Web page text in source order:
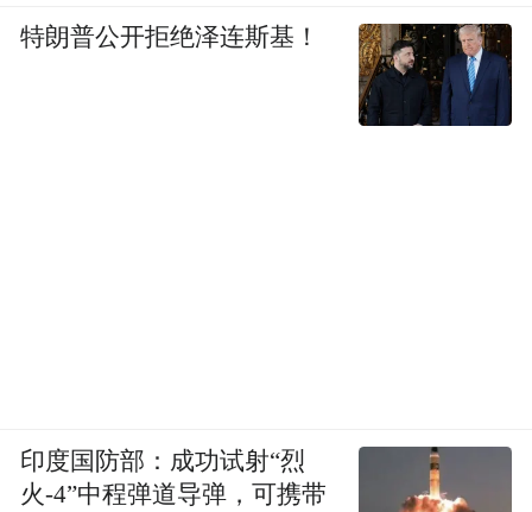
特朗普公开拒绝泽连斯基！
印度国防部：成功试射“烈
火-4”中程弹道导弹，可携带